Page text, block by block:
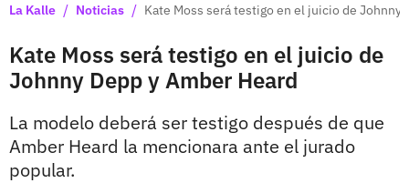
La Kalle / Noticias / Kate Moss será testigo en el juicio de Johnny
Kate Moss será testigo en el juicio de
Johnny Depp y Amber Heard
La modelo deberá ser testigo después de que
Amber Heard la mencionara ante el jurado
popular.